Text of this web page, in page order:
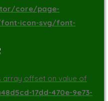
core/page-
icon-svg/font-
array offset on value of
17dd-470e-9e73-